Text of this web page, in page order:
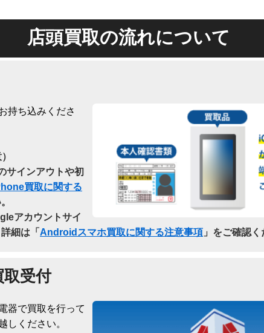
店頭買取の流れについて
持ち込みくださ
サインアウトや初
買取に関する
アカウントサイ
細は「 Androidスマホ買取に関する注意事項 」をご確認
受付
器で買取を行って
しください。